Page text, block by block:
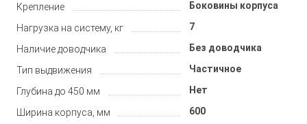
Крепление Боковины корпуса
Нагрузка на систему, кг 7
Наличие доводчика Без доводчика
Тип выдвижения Частичное
Глубина до 450 мм Нет
Ширина корпуса, мм 600